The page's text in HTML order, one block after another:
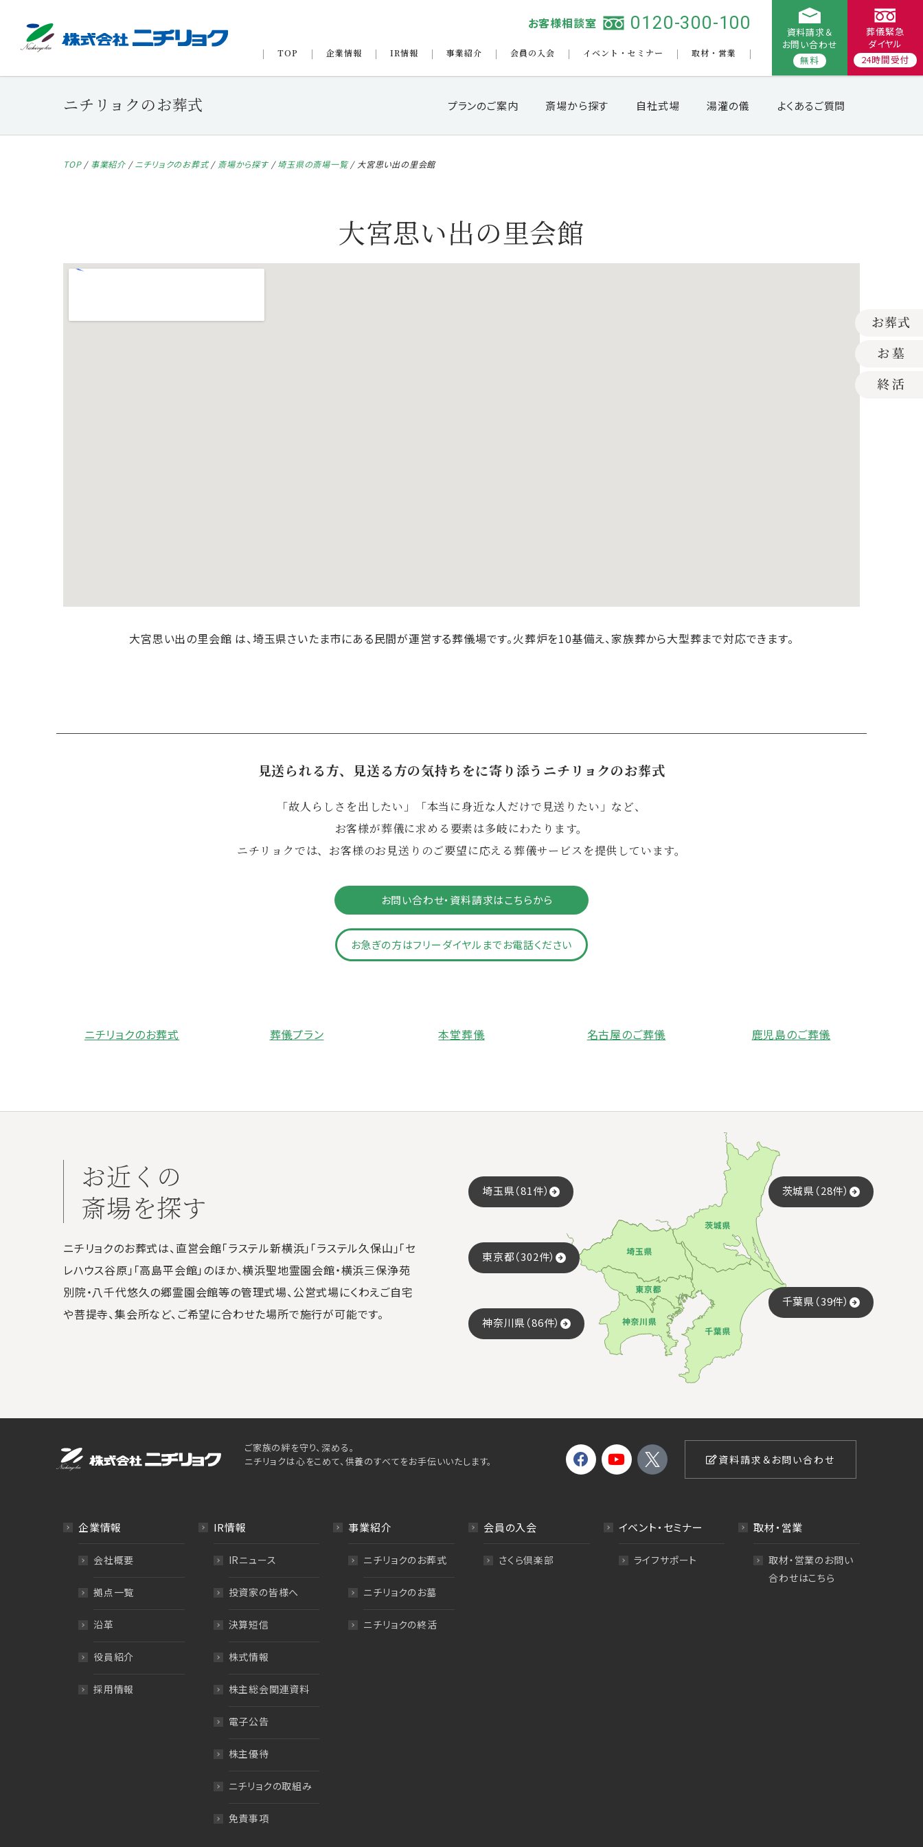
お客様相談室 0120-300-100
TOP 企業情報 IR情報 事業紹介 会員の入会 イベント・セミナー 取材・営業
資料請求＆
お問い合わせ
無料
葬儀緊急
ダイヤル
24時間受付
ニチリョクのお葬式 プランのご案内 斎場から探す 自社式場 湯灌の儀 よくあるご質問
TOP/ 事業紹介 /ニチリョクのお葬式/ 斎場から探す/埼玉県の斎場一覧/ 大宮思い出の里会館
大宮思い出の里会館
大宮思い出の里会館 は、埼玉県さいたま市にある民間が運営する葬儀場です。火葬炉を10基備え、家族葬から大型葬まで対応できます。
見送られる方、見送る方の気持ちをに寄り添うニチリョクのお葬式
「故人らしさを出したい」「本当に身近な人だけで見送りたい」など、
お客様が葬儀に求める要素は多岐にわたります。
ニチリョクでは、お客様のお見送りのご要望に応える葬儀サービスを提供しています。
お問い合わせ・資料請求はこちらから
お急ぎの方はフリーダイヤルまでお電話ください
ニチリョクのお葬式 葬儀プラン 本堂葬儀 名古屋のご葬儀 鹿児島のご葬儀
お近くの
斎場を探す
ニチリョクのお葬式は、直営会館「ラステル新横浜」「ラステル久保山」「セ
レハウス谷原」「高島平会館」のほか、横浜聖地霊園会館・横浜三保浄苑
別院・八千代悠久の郷霊園会館等の管理式場、公営式場にくわえご自宅
や菩提寺、集会所など、ご希望に合わせた場所で施行が可能です。
埼玉県（81件） 茨城県（28件）
東京都（302件）
千葉県（39件）
神奈川県（86件）
ご家族の絆を守り、深める。
ニチリョクは心をこめて、供養のすべてをお手伝いいたします。
資料請求＆お問い合わせ
企業情報
会社概要
拠点一覧
沿革
役員紹介
採用情報
IR情報
IRニュース
投資家の皆様へ
決算短信
株式情報
株主総会関連資料
電子公告
株主優待
ニチリョクの取組み
免責事項
事業紹介
ニチリョクのお葬式
ニチリョクのお墓
ニチリョクの終活
会員の入会
さくら倶楽部
イベント・セミナー
ライフサポート
取材・営業
取材・営業のお問い
合わせはこちら